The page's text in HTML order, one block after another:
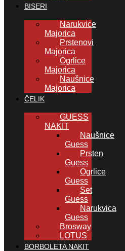
BISERI
Narukvice
Majorica
Prstenovi
Majorica
Ogrlice
Majorica
Naušnice
Majorica
ČELIK
GUESS
NAKIT
Naušnice
Guess
Prsten
Guess
Ogrlice
Guess
Set
Guess
Narukvica
Guess
Brosway
LOTUS
BORBOLETA NAKIT